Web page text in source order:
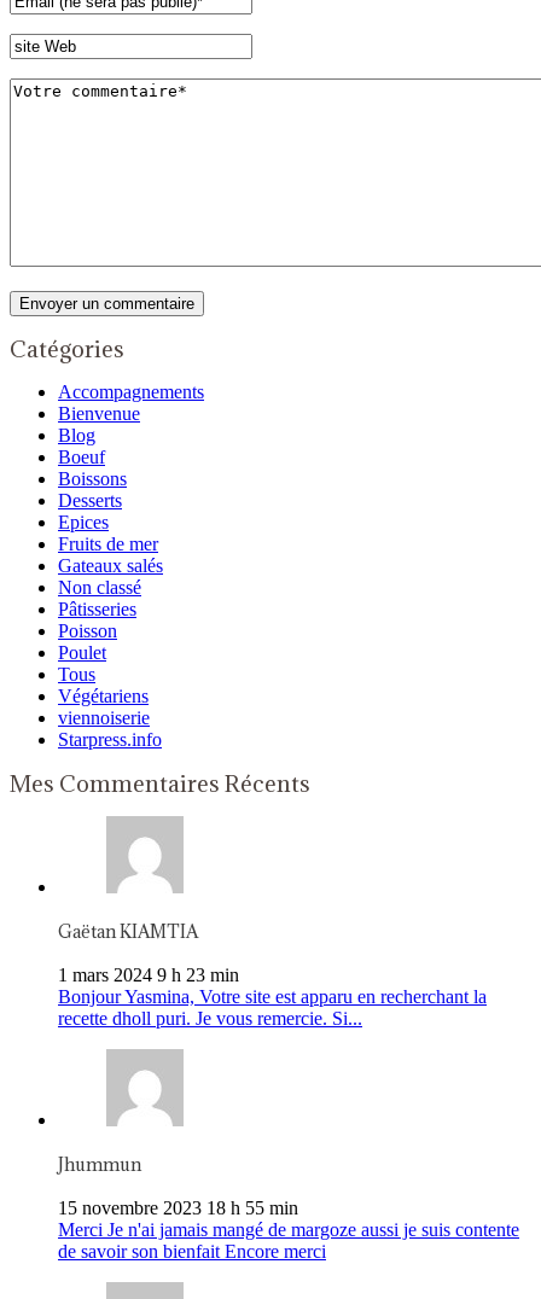
Catégories
Accompagnements
Bienvenue
Blog
Boeuf
Boissons
Desserts
Epices
Fruits de mer
Gateaux salés
Non classé
Pâtisseries
Poisson
Poulet
Tous
Végétariens
viennoiserie
Starpress.info
Mes Commentaires Récents
Gaëtan KIAMTIA
1 mars 2024 9 h 23 min
Bonjour Yasmina, Votre site est apparu en recherchant la
recette dholl puri. Je vous remercie. Si...
Jhummun
15 novembre 2023 18 h 55 min
Merci Je n'ai jamais mangé de margoze aussi je suis contente
de savoir son bienfait Encore merci